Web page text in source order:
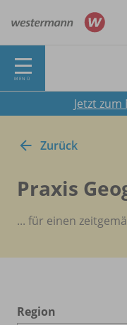
MENÜ
Jetzt
Zurück
Praxis
... für einen
Region